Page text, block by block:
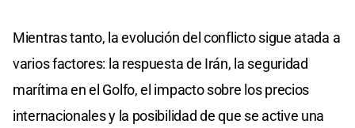
Mientras tanto, la evolución del conflicto sigue atada a
varios factores: la respuesta de Irán, la seguridad
marítima en el Golfo, el impacto sobre los precios
internacionales y la posibilidad de que se active una